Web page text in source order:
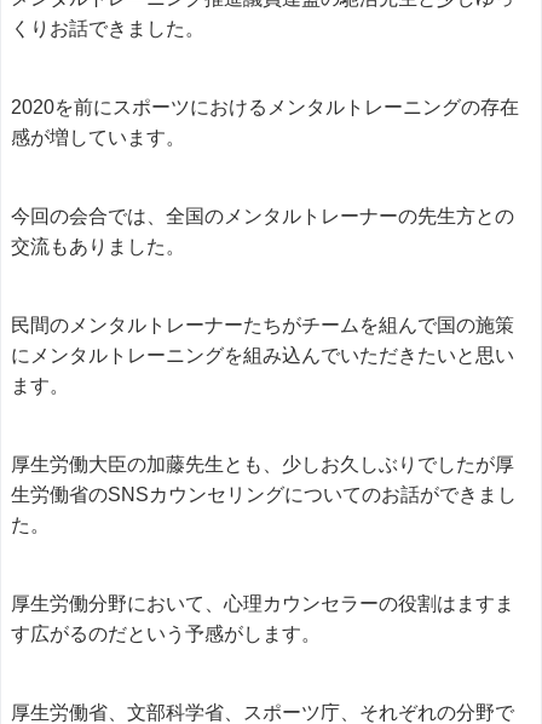
くりお話できました。
2020を前にスポーツにおけるメンタルトレーニングの存在
感が増しています。
今回の会合では、全国のメンタルトレーナーの先生方との
交流もありました。
民間のメンタルトレーナーたちがチームを組んで国の施策
にメンタルトレーニングを組み込んでいただきたいと思い
ます。
厚生労働大臣の加藤先生とも、少しお久しぶりでしたが厚
生労働省のSNSカウンセリングについてのお話ができまし
た。
厚生労働分野において、心理カウンセラーの役割はますま
す広がるのだという予感がします。
厚生労働省、文部科学省、スポーツ庁、それぞれの分野で